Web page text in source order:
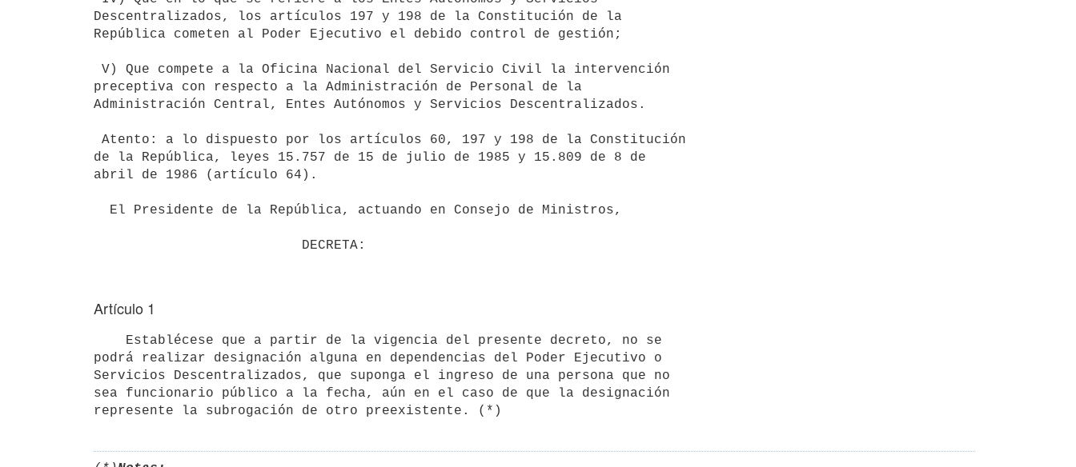
Descentralizados, los artículos 197 y 198 de la Constitución de la
República cometen al Poder Ejecutivo el debido control de gestión;
preceptiva con respecto a la Administración de Personal de la
Administración Central, Entes Autónomos y Servicios Descentralizados.
de la República, leyes 15.757 de 15 de julio de 1985 y 15.809 de 8 de
abril de 1986 (artículo 64).
Artículo 1
podrá realizar designación alguna en dependencias del Poder Ejecutivo o
Servicios Descentralizados, que suponga el ingreso de una persona que no
sea funcionario público a la fecha, aún en el caso de que la designación